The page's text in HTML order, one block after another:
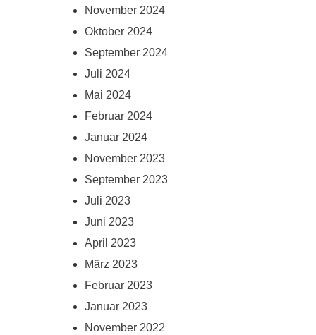
November 2024
Oktober 2024
September 2024
Juli 2024
Mai 2024
Februar 2024
Januar 2024
November 2023
September 2023
Juli 2023
Juni 2023
April 2023
März 2023
Februar 2023
Januar 2023
November 2022